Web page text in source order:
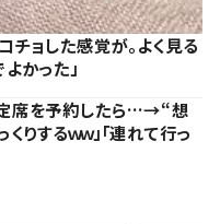
チョした感覚が。よく見る
かった」
席を予約したら…→“想
りするｗｗ」「連れて行っ